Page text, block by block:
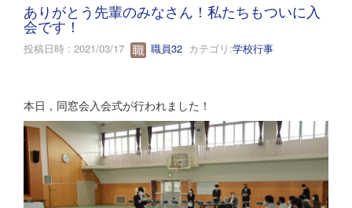
ありがとう先輩のみなさん！私たちもついに入
会です！
投稿日時 : 2021/03/17 職員32 カテゴリ:学校行事
本日，同窓会入会式が行われました！